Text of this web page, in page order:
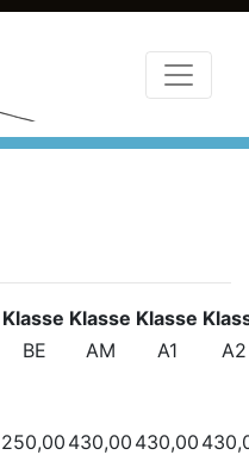
Klasse Klasse Klasse
BE AM A1
A2
250,00 430,00 430,00